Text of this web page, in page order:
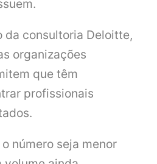
da consultoria Deloitte,
organizações
que têm
profissionais
número seja menor